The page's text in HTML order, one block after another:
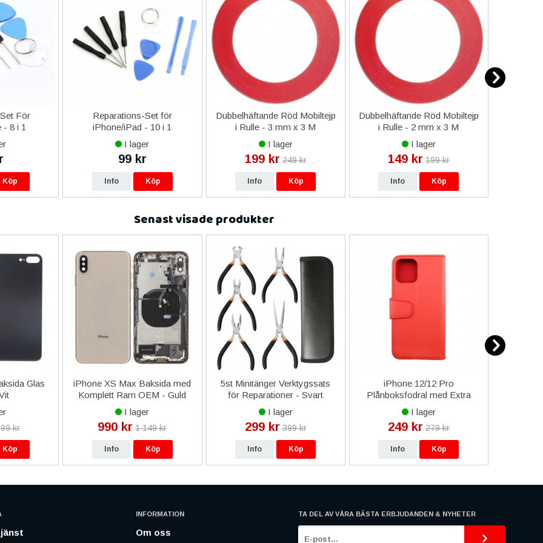
För
- 8 i 1
Köp
Reparations-Set för
iPhone/iPad - 10 i 1
I lager
99 kr
Info Köp
Dubbelhäftande Röd Mobiltejp
i Rulle - 3 mm x 3 M
I lager
199 kr 249 kr
Info Köp
Dubbelhäftande Röd Mobiltejp
i Rulle - 2 mm x 3 M
I lager
149 kr 199 kr
Info Köp
Senast visade produkter
Glas
kr
Köp
iPhone XS Max Baksida med
Komplett Ram OEM - Guld
I lager
990 kr 1 149 kr
Info Köp
5st Minitänger Verktygssats
för Reparationer - Svart
I lager
299 kr 399 kr
Info Köp
iPhone 12/12 Pro
Plånboksfodral med Extra
Kortfack - Röd
I lager
249 kr 279 kr
Info Köp
INFORMATION
Om oss
TA DEL AV VÅRA BÄSTA ERBJUDANDEN & NYHETER